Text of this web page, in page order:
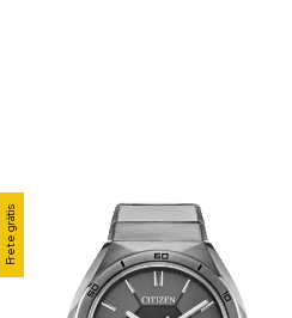
Frete grátis